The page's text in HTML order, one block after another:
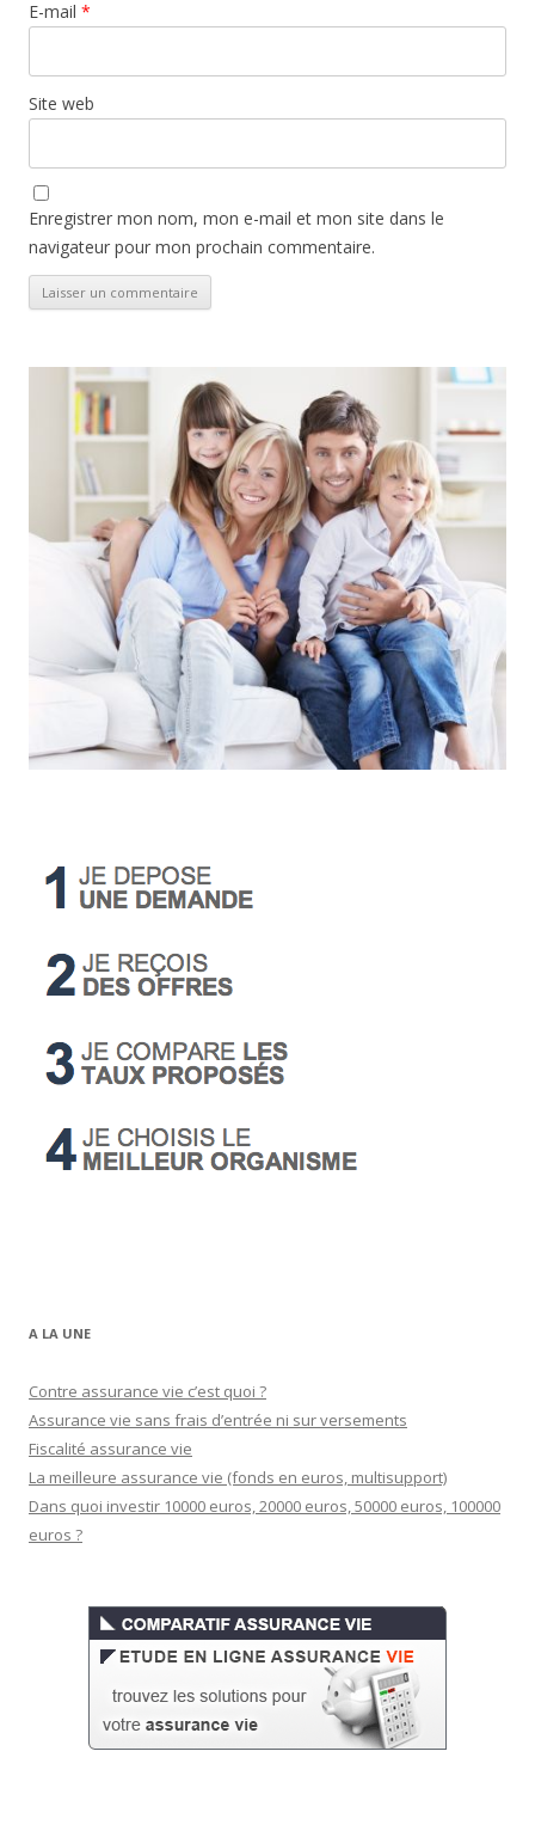
E-mail *
Site web
Enregistrer mon nom, mon e-mail et mon site dans le
navigateur pour mon prochain commentaire.
A LA UNE
Contre assurance vie c’est quoi ?
Assurance vie sans frais d’entrée ni sur versements
Fiscalité assurance vie
La meilleure assurance vie (fonds en euros, multisupport)
Dans quoi investir 10000 euros, 20000 euros, 50000 euros, 100000
euros ?